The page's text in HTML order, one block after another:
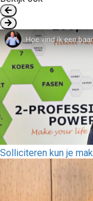
Solliciteren kun je